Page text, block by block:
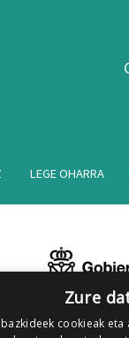
LEGE OHARRA
Zure
cookieak